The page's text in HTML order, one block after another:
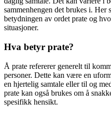
sammenhengen det brukes i.
betydningen av ordet prate og
situasjoner.
Hva betyr prate?
Å prate refererer generelt til
personer. Dette kan være en
en hjertelig samtale eller til og
prate kan også brukes om å
spesifikk hensikt.